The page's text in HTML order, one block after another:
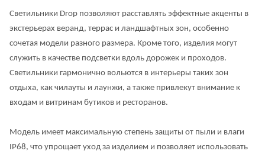
Светильники Drop позволяют расставлять эффектные акценты в
экстерьерах веранд, террас и ландшафтных зон, особенно
сочетая модели разного размера. Кроме того, изделия могут
служить в качестве подсветки вдоль дорожек и проходов.
Светильники гармонично вольются в интерьеры таких зон
отдыха, как чилауты и лаунжи, а также привлекут внимание к
входам и витринам бутиков и ресторанов.
Модель имеет максимальную степень защиты от пыли и влаги
IP68, что упрощает уход за изделием и позволяет использовать